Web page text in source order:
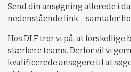
Send din ansøgning allerede i
nedenstående link – samtaler
Hos DLF tror vi på, at forskellige
stærkere teams. Derfor vil vi
kvalificerede ansøgere til at